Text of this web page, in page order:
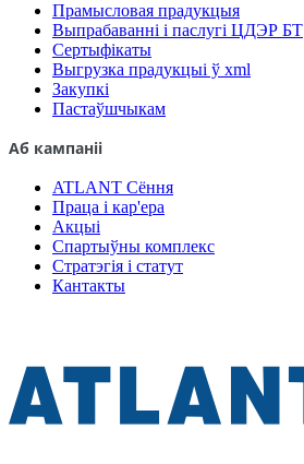
Прамысловая прадукцыя
Выпрабаванні і паслугі ЦДЭР БТ
Сертыфікаты
Выгрузка прадукцыі ў xml
Закупкі
Пастаўшчыкам
Аб кампаніі
ATLANT Сёння
Праца і кар'ера
Акцыі
Спартыўны комплекс
Стратэгія і статут
Кантакты